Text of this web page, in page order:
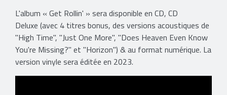
L'album « Get Rollin' » sera disponible en CD, CD
Deluxe (avec 4 titres bonus, des versions acoustiques de
"High Time", "Just One More", "Does Heaven Even Know
You're Missing?" et "Horizon") & au format numérique. La
version vinyle sera éditée en 2023.